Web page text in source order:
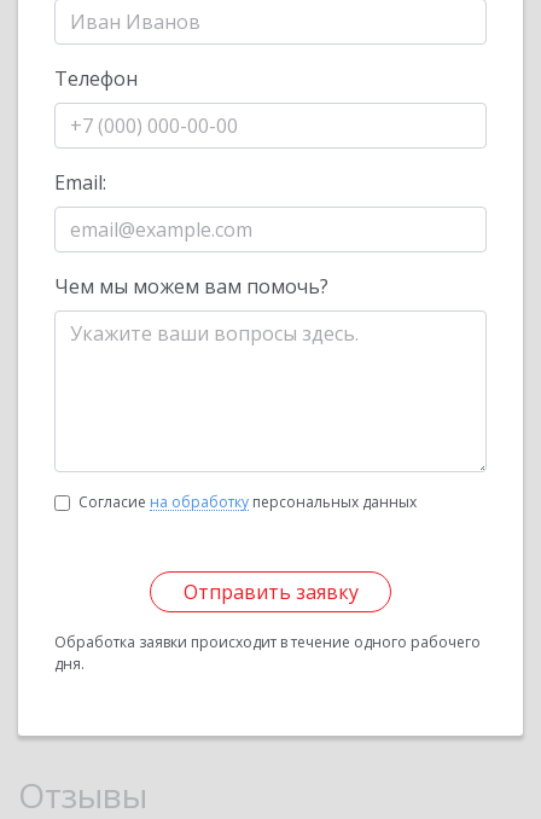
Телефон
Email:
Чем мы можем вам помочь?
Согласие на обработку персональных данных
Отправить заявку
Обработка заявки происходит в течение одного рабочего
дня.
Отзывы